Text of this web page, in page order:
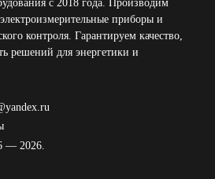
с 2018 года. Производим
приборы и
контроля. Гарантируем качество,
решений для энергетики и
— 2026.